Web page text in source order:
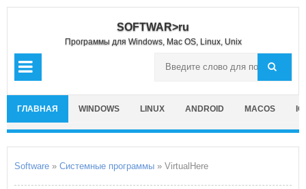
SOFTWAR>ru
Программы для Windows, Mac OS, Linux, Unix
ГЛАВНАЯ WINDOWS LINUX ANDROID MACOS
Software » Системные программы » VirtualHere